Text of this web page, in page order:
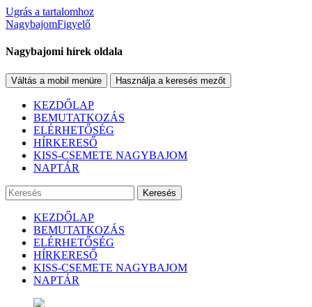
Ugrás a tartalomhoz
NagybajomFigyelő
Nagybajomi hírek oldala
Váltás a mobil menüre Használja a keresés mezőt
KEZDŐLAP
BEMUTATKOZÁS
ELÉRHETŐSÉG
HÍRKERESŐ
KISS-CSEMETE NAGYBAJOM
NAPTÁR
Keresés
KEZDŐLAP
BEMUTATKOZÁS
ELÉRHETŐSÉG
HÍRKERESŐ
KISS-CSEMETE NAGYBAJOM
NAPTÁR